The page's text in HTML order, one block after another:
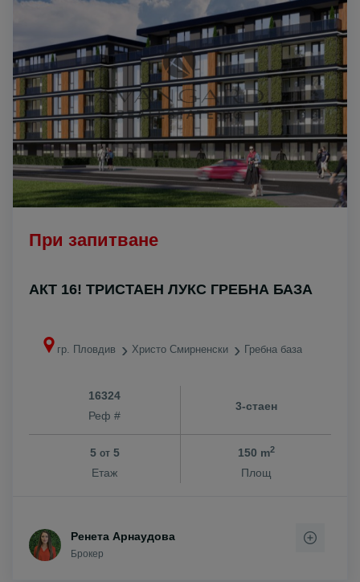
При запитване
АКТ 16! ТРИСТАЕН ЛУКС ГРЕБНА БАЗА
гр. Пловдив Христо Смирненски Гребна база
16324
Реф #
3-стаен
5 от5
Етаж
150 m2
Площ
Ренета Арнаудова
Брокер